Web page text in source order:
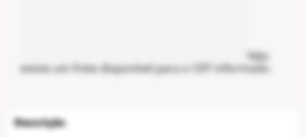
Não
existe um frete disponível para o CEP informado.